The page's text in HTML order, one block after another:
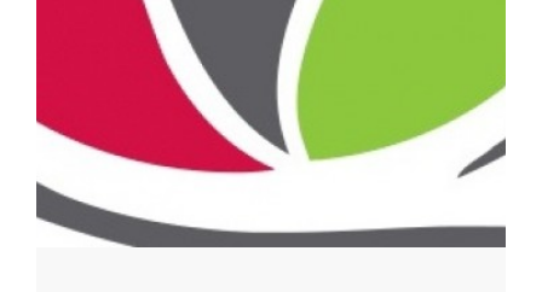
Travaux publics